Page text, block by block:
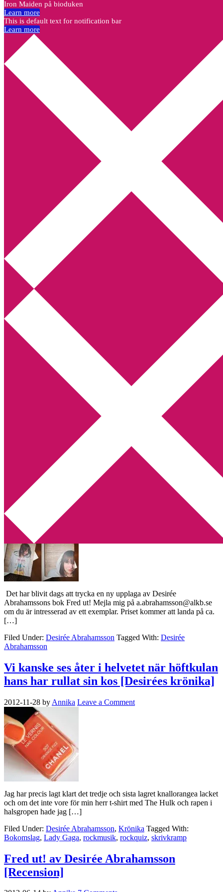
Annikas litteratur- och kulturblogg
Deckare, kriminalromaner, thrillers
Hem
Boktolva
Författarfemman
Kontakt
Webbshop Amazon
Utskriftscentralen
Min tv-blogg
You are here:Home Archives for Desirée Abrahamsson
Dags för en ny tryckning av min dotters
bok
2013-10-06 byAnnika
Det har blivit dags att trycka en ny upplaga av Desirée
Abrahamssons bok Fred ut! Mejla mig på a.abrahamsson@alkb.se
om du är intresserad av ett exemplar. Priset kommer att landa på ca.
[…]
Filed Under: Desirée Abrahamsson Tagged With: Desirée
Abrahamsson
Vi kanske ses åter i helvetet när höftkulan
hans har rullat sin kos [Desirées krönika]
2012-11-28 by Annika Leave a Comment
Jag har precis lagt klart det tredje och sista lagret knallorangea lacket
och om det inte vore för min herr t-shirt med The Hulk och rapen i
halsgropen hade jag […]
Filed Under: Desirée Abrahamsson, Krönika Tagged With:
Bokomslag, Lady Gaga, rockmusik, rockquiz, skrivkramp
Fred ut! av Desirée Abrahamsson
[Recension]
Iron Maiden på bioduken
Learn more
This is default text for notification bar
Learn more